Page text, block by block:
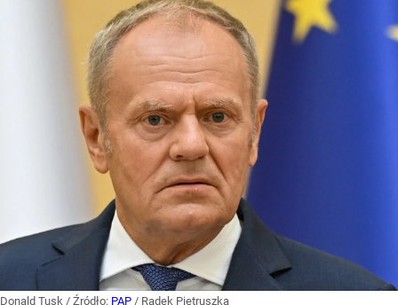
Donald Tusk / Źródło: PAP / Radek Pietruszka